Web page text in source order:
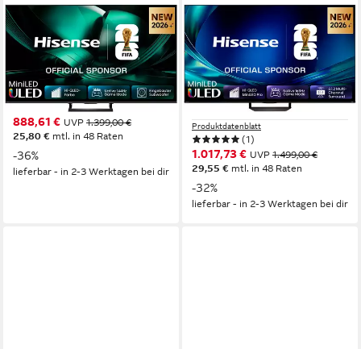
HISENSE
65U7DSE QLED-Fernseher
164 cm/65 Zoll Diagonale
QLED Mini LED Bildschirmtechnologie
4K Ultra HD Auflösung
Produktdatenblatt
888,61 € UVP 1.399,00 €
25,80 € mtl. in 48 Raten
-36%
lieferbar - in 2-3 Werktagen bei dir
HISENSE
65U7DS PRO Mini-LED-
Fernseher
164 cm/65 Zoll Diagonale
ULED MiniLED Bildschirmtechnologie
4K Ultra HD Auflösung
Produktdatenblatt
(1)
1.017,73 € UVP 1.499,00 €
29,55 € mtl. in 48 Raten
-32%
lieferbar - in 2-3 Werktagen bei dir